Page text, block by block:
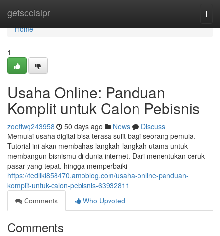
getsocialpr
Home
Home
1
Usaha Online: Panduan
Komplit untuk Calon Pebisnis
zoefiwq243958 50 days ago News
Discuss
Memulai usaha digital bisa terasa sulit bagi seorang pemula.
Tutorial ini akan membahas langkah-langkah utama untuk
membangun bisnismu di dunia internet. Dari menentukan ceruk
pasar yang tepat, hingga memperbaiki
https://tedllki858470.amoblog.com/usaha-online-panduan-
komplit-untuk-calon-pebisnis-63932811
Comments
Who Upvoted
Comments